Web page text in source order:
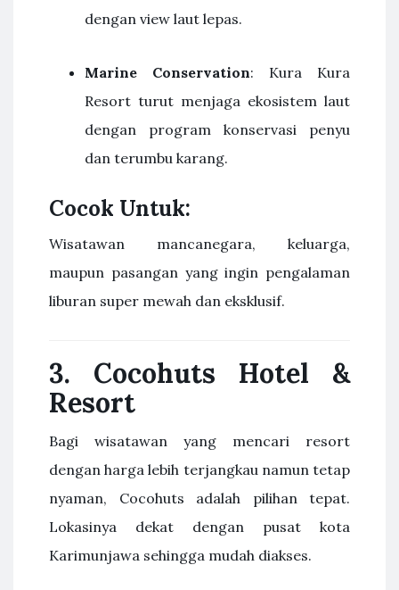
dengan view laut lepas.
Marine Conservation: Kura Kura
Resort turut menjaga ekosistem laut
dengan program konservasi penyu
dan terumbu karang.
Cocok Untuk:
Wisatawan mancanegara, keluarga,
maupun pasangan yang ingin pengalaman
liburan super mewah dan eksklusif.
3. Cocohuts Hotel &
Resort
Bagi wisatawan yang mencari resort
dengan harga lebih terjangkau namun tetap
nyaman, Cocohuts adalah pilihan tepat.
Lokasinya dekat dengan pusat kota
Karimunjawa sehingga mudah diakses.